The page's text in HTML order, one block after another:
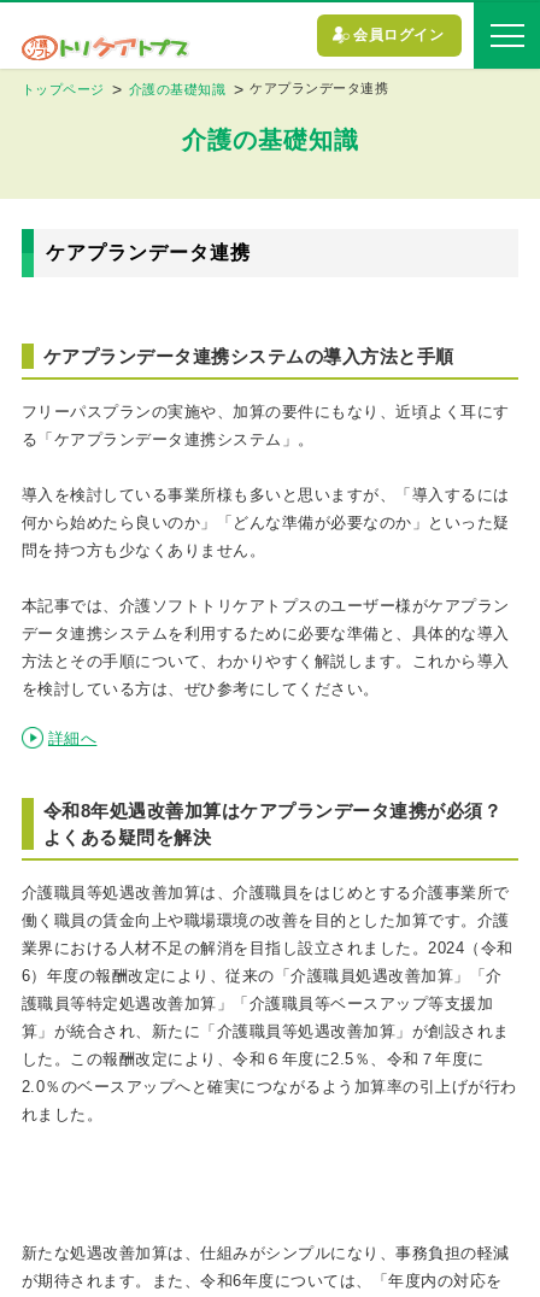
会員ログイン
トップページ 介護の基礎知識 ケアプランデータ連携
介護の基礎知識
ケアプランデータ連携
ケアプランデータ連携システムの導入方法と手順
フリーパスプランの実施や、加算の要件にもなり、近頃よく耳にす
る「ケアプランデータ連携システム」。
導入を検討している事業所様も多いと思いますが、「導入するには
何から始めたら良いのか」「どんな準備が必要なのか」といった疑
問を持つ方も少なくありません。
本記事では、介護ソフトトリケアトプスのユーザー様がケアプラン
データ連携システムを利用するために必要な準備と、具体的な導入
方法とその手順について、わかりやすく解説します。これから導入
を検討している方は、ぜひ参考にしてください。
詳細へ
令和8年処遇改善加算はケアプランデータ連携が必須？
よくある疑問を解決
介護職員等処遇改善加算は、介護職員をはじめとする介護事業所で
働く職員の賃金向上や職場環境の改善を目的とした加算です。介護
業界における人材不足の解消を目指し設立されました。2024（令和
6）年度の報酬改定により、従来の「介護職員処遇改善加算」「介
護職員等特定処遇改善加算」「介護職員等ベースアップ等支援加
算」が統合され、新たに「介護職員等処遇改善加算」が創設されま
した。この報酬改定により、令和６年度に2.5％、令和７年度に
2.0％のベースアップへと確実につながるよう加算率の引上げが行わ
れました。
新たな処遇改善加算は、仕組みがシンプルになり、事務負担の軽減
が期待されます。また、令和6年度については、「年度内の対応を